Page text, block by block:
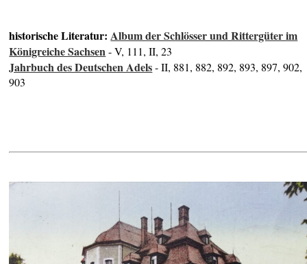
historische Literatur:Album der Schlösser und Rittergüter im
Königreiche Sachsen- V, 111, II, 23
Jahrbuch des Deutschen Adels- II, 881, 882, 892, 893, 897, 902,
903